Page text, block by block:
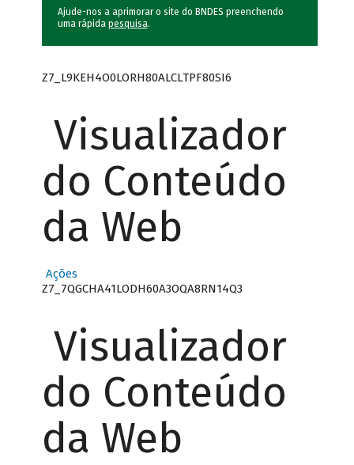
Ajude-nos a aprimorar o site do BNDES preenchendo
uma rápida pesquisa.
Z7_L9KEH4O0LORH80ALCLTPF80SI6
Visualizador
do Conteúdo
da Web
Ações
Z7_7QGCHA41LODH60A3OQA8RN14Q3
Visualizador
do Conteúdo
da Web